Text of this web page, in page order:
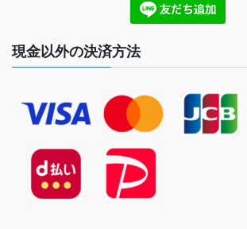
現金以外の決済方法